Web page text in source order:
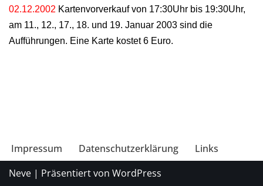
02.12.2002 Kartenvorverkauf von 17:30Uhr bis 19:30Uhr,
am 11., 12., 17., 18. und 19. Januar 2003 sind die
Aufführungen. Eine Karte kostet 6 Euro.
Impressum Datenschutzerklärung
Links
Neve | Präsentiert von WordPress